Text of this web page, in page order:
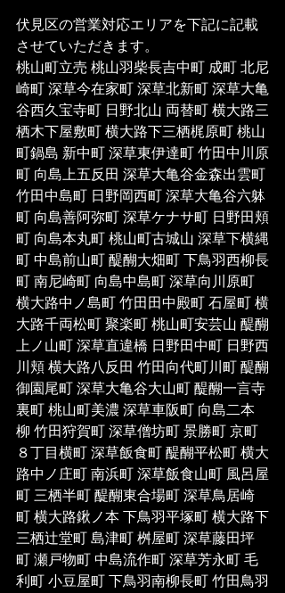
伏見区の営業対応エリアを下記に記載
させていただきます。
桃山町立売 桃山羽柴長吉中町 成町 北尼
崎町 深草今在家町 深草北新町 深草大亀
谷西久宝寺町 日野北山 両替町 横大路三
栖木下屋敷町 横大路下三栖梶原町 桃山
町鍋島 新中町 深草東伊達町 竹田中川原
町 向島上五反田 深草大亀谷金森出雲町
竹田中島町 日野岡西町 深草大亀谷六躰
町 向島善阿弥町 深草ケナサ町 日野田頬
町 向島本丸町 桃山町古城山 深草下横縄
町 中島前山町 醍醐大畑町 下鳥羽西柳長
町 南尼崎町 向島中島町 深草向川原町
横大路中ノ島町 竹田田中殿町 石屋町 横
大路千両松町 聚楽町 桃山町安芸山 醍醐
上ノ山町 深草直違橋 日野田中町 日野西
川頬 横大路八反田 竹田向代町川町 醍醐
御園尾町 深草大亀谷大山町 醍醐一言寺
裏町 桃山町美濃 深草車阪町 向島二本
柳 竹田狩賀町 深草僧坊町 景勝町 京町
８丁目横町 深草飯食町 醍醐平松町 横大
路中ノ庄町 南浜町 深草飯食山町 風呂屋
町 三栖半町 醍醐東合場町 深草鳥居崎
町 横大路鍬ノ本 下鳥羽平塚町 横大路下
三栖辻堂町 島津町 桝屋町 深草藤田坪
町 瀬戸物町 中島流作町 深草芳永町 毛
利町 小豆屋町 下鳥羽南柳長町 竹田鳥羽